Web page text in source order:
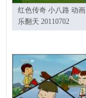
红色传奇 小八路 动画
乐翻天 20110702